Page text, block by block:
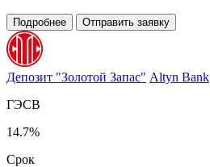
Подробнее Отправить заявку
Депозит "Золотой Запас" Altyn Bank
ГЭСВ
14.7%
Срок